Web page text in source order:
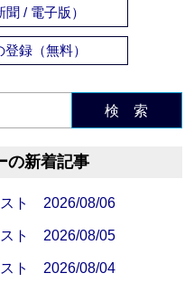
/ 電子版）
録（無料）
検 索
の新着記事
スト 2026/08/06
スト 2026/08/05
スト 2026/08/04